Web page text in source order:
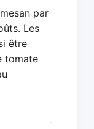
par
Les
être
tomate